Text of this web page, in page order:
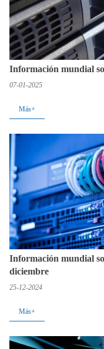
Información mundial
07-01-2025
Más+
Información mundial
diciembre
25-12-2024
Más+